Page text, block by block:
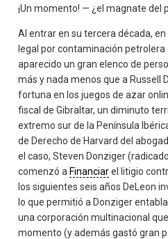
¡Un momento! — ¿el magnate del
Al entrar en su tercera década,
legal por contaminación
aparecido un gran elenco de
más y nada menos que a Russell
fortuna en los juegos de azar
fiscal de Gibraltar, un diminuto
extremo sur de la Península
de Derecho de Harvard del
el caso, Steven Donziger
comenzó a Financiarel litigio
los siguientes seis años DeLeon
lo que permitió a Donziger
una corporación multinacional
momento (y además gastó gran